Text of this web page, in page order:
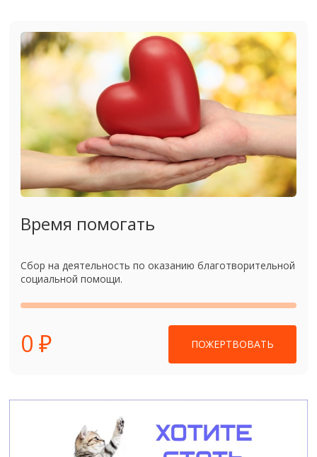
Время помогать
Сбор на деятельность по оказанию благотворительной
социальной помощи.
0 ₽ ПОЖЕРТВОВАТЬ